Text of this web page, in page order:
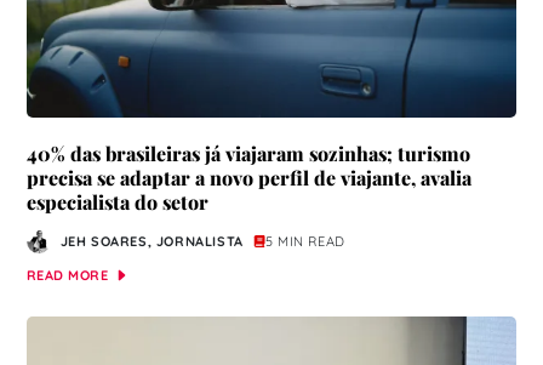
40% das brasileiras já viajaram sozinhas; turismo
precisa se adaptar a novo perfil de viajante, avalia
especialista do setor
JEH SOARES, JORNALISTA
5 MIN READ
READ MORE